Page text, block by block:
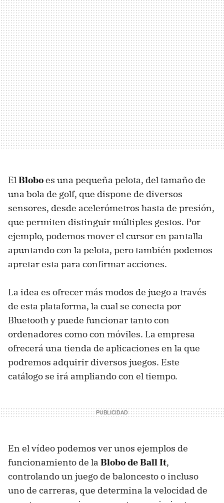
ElBloboes una pequeña pelota, del tamaño de
una bola de golf, que dispone de diversos
sensores, desde acelerómetros hasta de presión,
que permiten distinguir múltiples gestos. Por
ejemplo, podemos mover el cursor en pantalla
apuntando con la pelota, pero también podemos
apretar esta para confirmar acciones.
La idea es ofrecer más modos de juego a través
de esta plataforma, la cual se conecta por
Bluetooth y puede funcionar tanto con
ordenadores como con móviles. La empresa
ofrecerá una tienda de aplicaciones en la que
podremos adquirir diversos juegos. Este
catálogo se irá ampliando con el tiempo.
En el vídeo podemos ver unos ejemplos de
funcionamiento de la Blobo de Ball It,
controlando un juego de baloncesto o incluso
uno de carreras, que determina la velocidad de